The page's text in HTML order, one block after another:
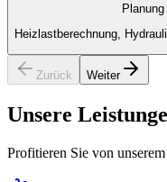
Heizlastberechnung,
Zurück Weiter
Unsere
Profitieren Sie von